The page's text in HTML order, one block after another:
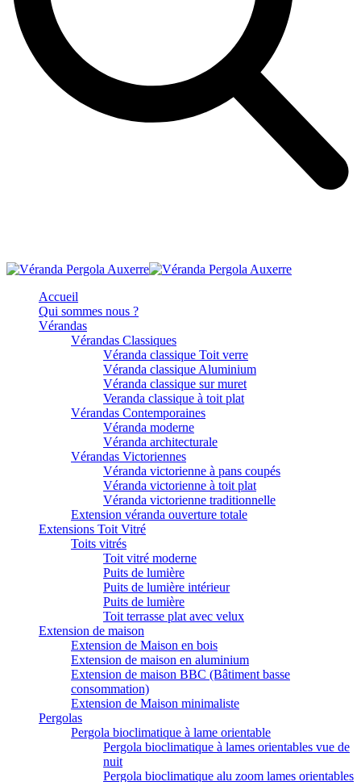
Accueil
Qui sommes nous ?
Vérandas
Vérandas Classiques
Véranda classique Toit verre
Véranda classique Aluminium
Véranda classique sur muret
Veranda classique à toit plat
Vérandas Contemporaines
Véranda moderne
Véranda architecturale
Vérandas Victoriennes
Véranda victorienne à pans coupés
Véranda victorienne à toit plat
Véranda victorienne traditionnelle
Extension véranda ouverture totale
Extensions Toit Vitré
Toits vitrés
Toit vitré moderne
Puits de lumière
Puits de lumière intérieur
Puits de lumière
Toit terrasse plat avec velux
Extension de maison
Extension de Maison en bois
Extension de maison en aluminium
Extension de maison BBC (Bâtiment basse
consommation)
Extension de Maison minimaliste
Pergolas
Pergola bioclimatique à lame orientable
Pergola bioclimatique à lames orientables vue de
nuit
Pergola bioclimatique alu zoom lames orientables